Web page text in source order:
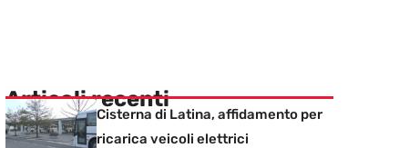
Articoli recenti
Cisterna di Latina, affidamento per
ricarica veicoli elettrici